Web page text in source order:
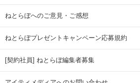
ねとらぼへのご意見・ご感想
ねとらぼプレゼントキャンペーン応募規約
[契約社員] ねとらぼ編集者募集